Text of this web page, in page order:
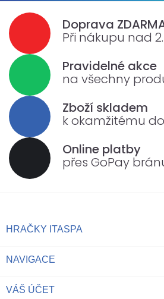
Doprava
Při nákupu nad
Pravidelné akce
na všechny
Zboží skladem
k okamžitému
Online platby
přes GoPay
HRAČKY ITASPA
NAVIGACE
VÁŠ ÚČET